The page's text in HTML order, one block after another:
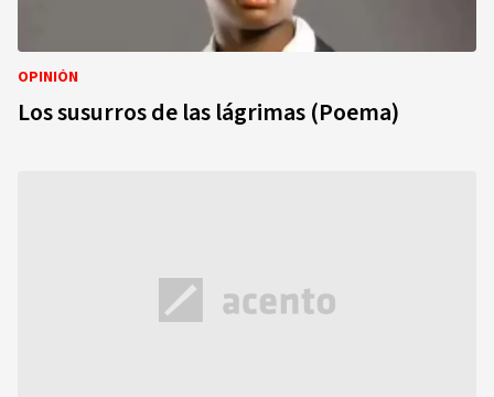
OPINIÓN
Los susurros de las lágrimas (Poema)